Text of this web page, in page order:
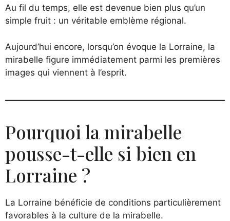
Au fil du temps, elle est devenue bien plus qu’un
simple fruit : un véritable emblème régional.
Aujourd’hui encore, lorsqu’on évoque la Lorraine, la
mirabelle figure immédiatement parmi les premières
images qui viennent à l’esprit.
Pourquoi la mirabelle
pousse-t-elle si bien en
Lorraine ?
La Lorraine bénéficie de conditions particulièrement
favorables à la culture de la mirabelle.